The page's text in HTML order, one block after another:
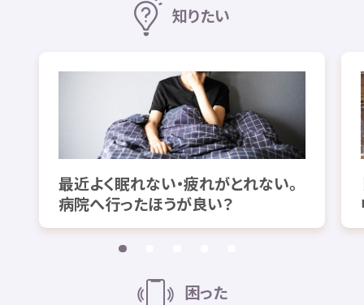
知りたい
最近よく眠れない・疲れがとれない。
病院へ行ったほうが良い？
困った